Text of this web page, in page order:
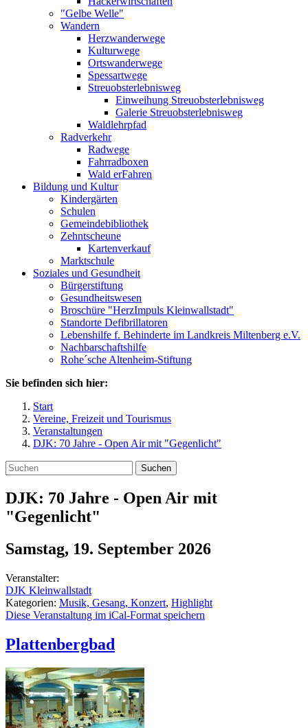
"Gelbe Welle"
Wandern
Herzwanderwege
Kulturwege
Ortswanderwege
Spessartwege
Streuobsterlebnisweg
Einweihung Streuobsterlebnisweg
Galerie Streuobsterlebnisweg
Waldlehrpfad
Radverkehr
Radwege
Fahrradboxen
Wald erFahren
Bildung und Kultur
Kindergärten
Schulen
Gemeindebibliothek
Zehntscheune
Kartenverkauf
Marktschule
Soziales und Gesundheit
Bürgerstiftung
Gesundheitswesen
Broschüre "HerzImpuls Kleinwallstadt"
Standorte Defibrillatoren
Lebenshilfe f. Behinderte im Landkreis Miltenberg e.V.
Nachbarschaftshilfe
Rohe´sche Altenheim-Stiftung
Sie befinden sich hier:
Start
Vereine, Freizeit und Tourismus
Veranstaltungen
DJK: 70 Jahre - Open Air mit "Gegenlicht"
Suchen
DJK: 70 Jahre - Open Air mit
"Gegenlicht"
Samstag, 19. September 2026
Veranstalter:
DJK Kleinwallstadt
Kategorien: Musik, Gesang, Konzert, Highlight
Diese Veranstaltung im iCal-Format speichern
Plattenbergbad